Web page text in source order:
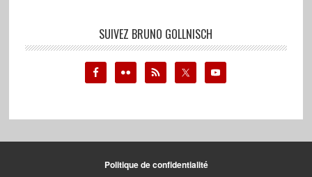
SUIVEZ BRUNO GOLLNISCH
Politique de confidentialité